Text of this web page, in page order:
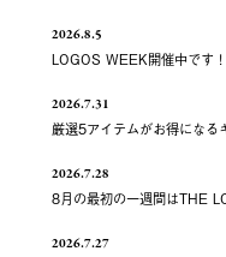
2026.8.5
LOGOS WEEK開催中です！
2026.7.31
厳選5アイテムがお得になる
2026.7.28
8月の最初の一週間はTHE
2026.7.27